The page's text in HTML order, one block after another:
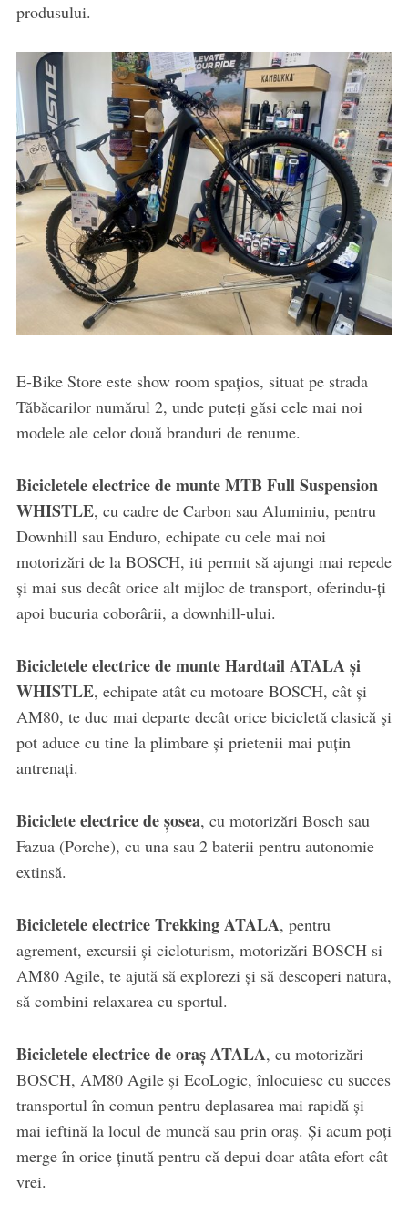
produsului.
E-Bike Store este show room spațios, situat pe strada
Tăbăcarilor numărul 2, unde puteți găsi cele mai noi
modele ale celor două branduri de renume.
Bicicleteleelectrice de munte MTB Full Suspension
WHISTLE, cu cadre de Carbon sau Aluminiu, pentru
Downhill sau Enduro, echipate cu cele mai noi
motorizări de la BOSCH, iti permit să ajungi mai repede
și mai sus decât orice alt mijloc de transport, oferindu-ți
apoi bucuria coborârii, a downhill-ului.
Bicicletele electrice de munte Hardtail ATALA și
WHISTLE, echipate atât cu motoare BOSCH, cât și
AM80, te duc mai departe decât orice bicicletă clasică și
pot aduce cu tine la plimbare și prietenii mai puțin
antrenați.
Biciclete electrice de șosea, cu motorizări Bosch sau
Fazua (Porche), cu una sau 2 baterii pentru autonomie
extinsă.
Bicicletele electrice Trekking ATALA, pentru
agrement, excursii și cicloturism, motorizări BOSCH si
AM80 Agile, te ajută să explorezi și să descoperi natura,
să combini relaxarea cu sportul.
Bicicletele electrice de oraș ATALA, cu motorizări
BOSCH, AM80 Agile și EcoLogic, înlocuiesc cu succes
transportul în comun pentru deplasarea mai rapidă și
mai ieftină la locul de muncă sau prin oraș. Și acum poți
merge în orice ținută pentru că depui doar atâta efort cât
vrei.